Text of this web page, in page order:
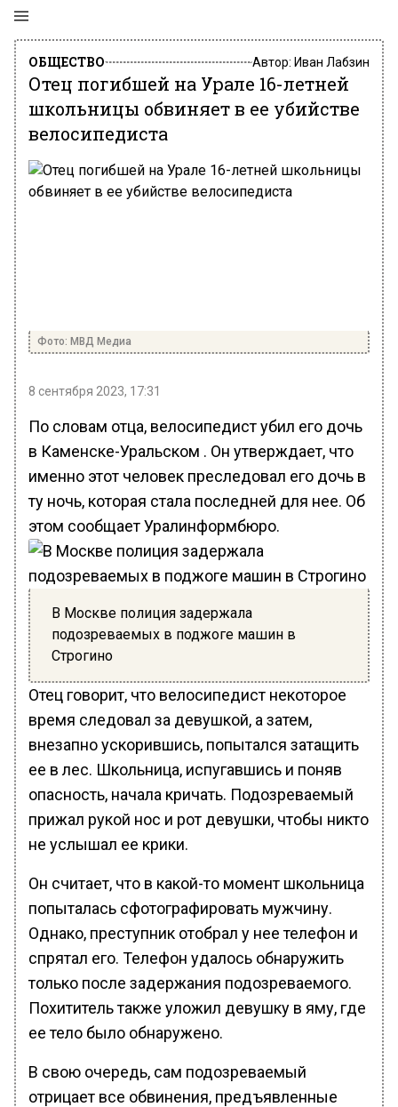
ОБЩЕСТВО Автор: Иван Лабзин
Отец погибшей на Урале 16-летней
школьницы обвиняет в ее убийстве
велосипедиста
Фото: МВД Медиа
8 сентября 2023, 17:31
По словам отца, велосипедист убил его дочь
в Каменске-Уральском . Он утверждает, что
именно этот человек преследовал его дочь в
ту ночь, которая стала последней для нее. Об
этом сообщает Уралинформбюро.
В Москве полиция задержала
подозреваемых в поджоге машин в
Строгино
Отец говорит, что велосипедист некоторое
время следовал за девушкой, а затем,
внезапно ускорившись, попытался затащить
ее в лес. Школьница, испугавшись и поняв
опасность, начала кричать. Подозреваемый
прижал рукой нос и рот девушки, чтобы никто
не услышал ее крики.
Он считает, что в какой-то момент школьница
попыталась сфотографировать мужчину.
Однако, преступник отобрал у нее телефон и
спрятал его. Телефон удалось обнаружить
только после задержания подозреваемого.
Похититель также уложил девушку в яму, где
ее тело было обнаружено.
В свою очередь, сам подозреваемый
отрицает все обвинения, предъявленные